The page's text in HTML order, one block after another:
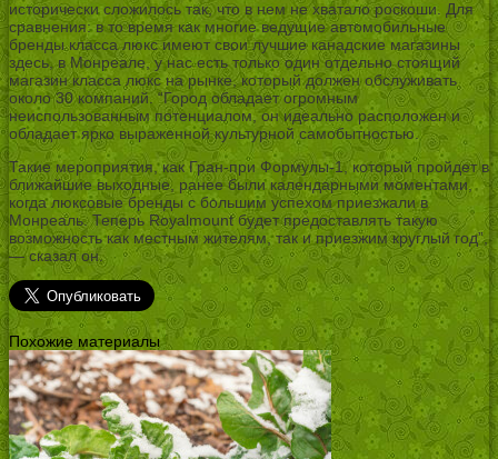
исторически сложилось так, что в нем не хватало роскоши. Для
сравнения: в то время как многие ведущие автомобильные
бренды класса люкс имеют свои лучшие канадские магазины
здесь, в Монреале, у нас есть только один отдельно стоящий
магазин класса люкс на рынке, который должен обслуживать
около 30 компаний. “Город обладает огромным
неиспользованным потенциалом, он идеально расположен и
обладает ярко выраженной культурной самобытностью.
Такие мероприятия, как Гран-при Формулы-1, который пройдет в
ближайшие выходные, ранее были календарными моментами,
когда люксовые бренды с большим успехом приезжали в
Монреаль. Теперь Royalmount будет предоставлять такую
возможность как местным жителям, так и приезжим круглый год”,
— сказал он.
Похожие материалы